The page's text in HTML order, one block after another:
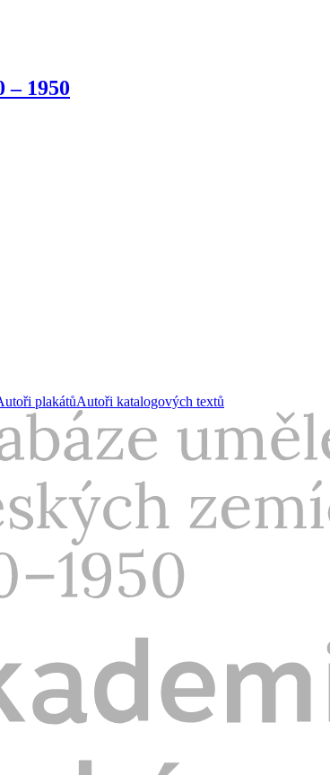
– 1950
plakátůAutoři katalogových textů